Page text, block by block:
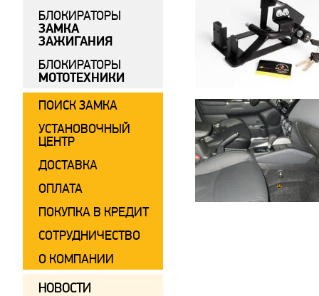
БЛОКИРАТОРЫ
ЗАМКА
ЗАЖИГАНИЯ
БЛОКИРАТОРЫ
МОТОТЕХНИКИ
ПОИСК ЗАМКА
УСТАНОВОЧНЫЙ
ЦЕНТР
ДОСТАВКА
ОПЛАТА
ПОКУПКА В КРЕДИТ
СОТРУДНИЧЕСТВО
О КОМПАНИИ
НОВОСТИ